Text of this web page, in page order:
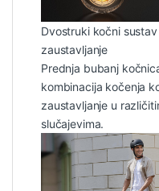
Dvostruki kočni
zaustavljanje
Prednja bubanj
kombinacija kočenja
zaustavljanje u
slučajevima.